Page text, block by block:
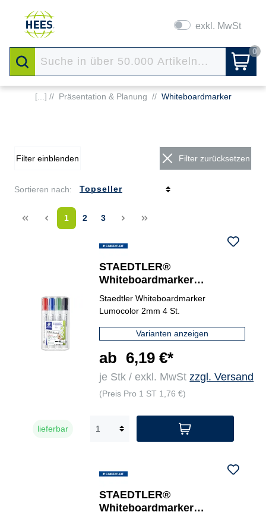
exkl. MwSt
0
[...] // Präsentation & Planung // Whiteboardmarker
Filter einblenden Filter zurücksetzen
Sortieren nach:
<< < 1 2 3 > >>
STAEDTLER®
Whiteboardmarker
Lumocolor® 351 4 St./Pack.
Staedtler Whiteboardmarker
Lumocolor 2mm 4 St.
Varianten anzeigen
ab 6,19 €*
je Stk / exkl. MwStzzgl. Versand
(Preis Pro 1 ST 1,76 €)
lieferbar
STAEDTLER®
Whiteboardmarker